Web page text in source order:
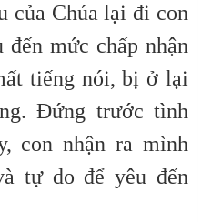
của Chúa lại đi con
mức chấp nhận
tiếng nói, bị ở lại
Đứng trước tình
con nhận ra mình
tự do để yêu đến